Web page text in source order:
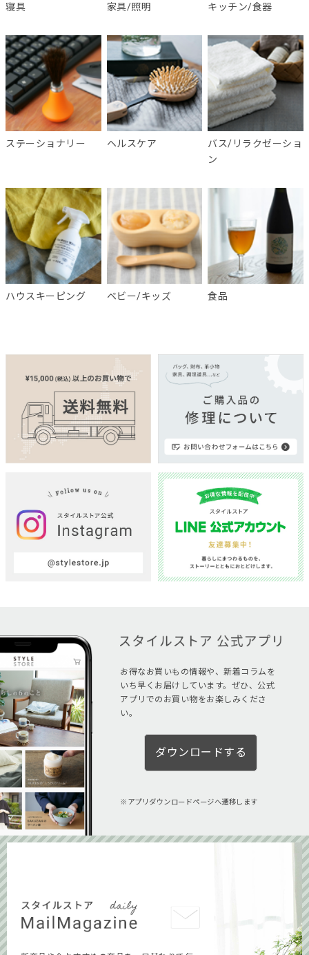
寝具 家具/照明 キッチン/食器
ステーショナリー ヘルスケア
バス/リラクゼーショ
ン
ハウスキーピング ベビー/キッズ 食品
お得なお買いもの情報や、新着コラムを
いち早くお届けしています。ぜひ、公式
アプリでのお買い物をお楽しみくださ
い。
ダウンロードする
アプリダウンロードページへ遷移します